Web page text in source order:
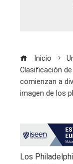
Inicio
Clasificación
comienzan a
imagen de los
Los